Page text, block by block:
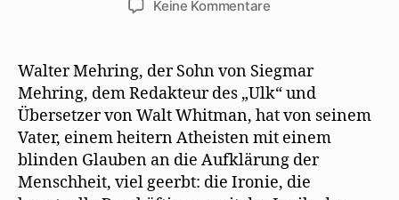
Keine Kommentarezu
sich
über
Mehrings
„Verlorene
Bibliothek“
Walter Mehring, der Sohn von Siegmar
Mehring, dem Redakteur des „Ulk“ und
Übersetzer von Walt Whitman, hat von seinem
Vater, einem heitern Atheisten mit einem
blinden Glauben an die Aufklärung der
Menschheit, viel geerbt: die Ironie, die